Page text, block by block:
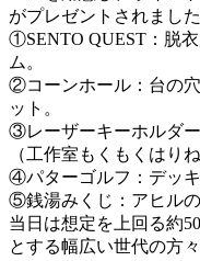
がプレゼントされました
①SENTO QUEST：脱
ム。
②コーンホール：台の
ット。
③レーザーキーホルダー
（工作室もくもくはり
④パターゴルフ：デッキ
⑤銭湯みくじ：アヒルの
当日は想定を上回る約
とする幅広い世代の方